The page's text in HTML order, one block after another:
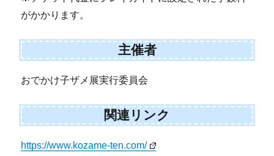
がかかります。
主催者
おでかけ子ザメ展実行委員会
関連リンク
https://www.kozame-ten.com/